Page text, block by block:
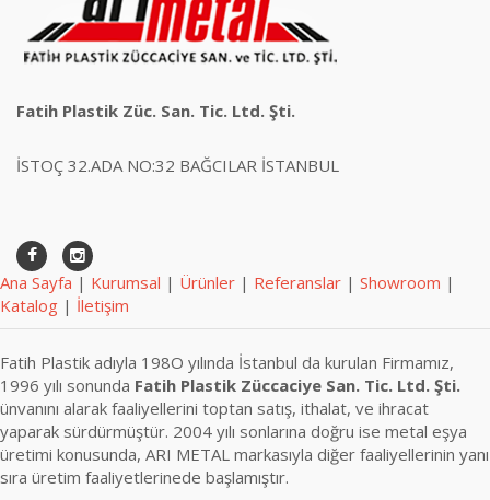
Fatih Plastik Züc. San. Tic. Ltd. Şti.
İSTOÇ 32.ADA NO:32 BAĞCILAR İSTANBUL
Ana Sayfa | Kurumsal | Ürünler | Referanslar | Showroom |
Katalog | İletişim
Fatih Plastik adıyla 198O yılında İstanbul da kurulan Firmamız,
1996 yılı sonunda Fatih Plastik Züccaciye San. Tic. Ltd. Şti.
ünvanını alarak faaliyellerini toptan satış, ithalat, ve ihracat
yaparak sürdürmüştür. 2004 yılı sonlarına doğru ise metal eşya
üretimi konusunda, ARI METAL markasıyla diğer faaliyellerinin yanı
sıra üretim faaliyetlerinede başlamıştır.